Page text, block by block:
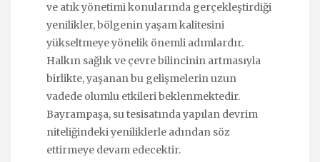
ve atık yönetimi konularında gerçekleştirdiği
yenilikler, bölgenin yaşam kalitesini
yükseltmeye yönelik önemli adımlardır.
Halkın sağlık ve çevre bilincinin artmasıyla
birlikte, yaşanan bu gelişmelerin uzun
vadede olumlu etkileri beklenmektedir.
Bayrampaşa, su tesisatında yapılan devrim
niteliğindeki yeniliklerle adından söz
ettirmeye devam edecektir.